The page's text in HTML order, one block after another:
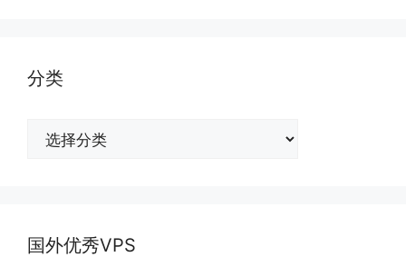
分类
国外优秀VPS